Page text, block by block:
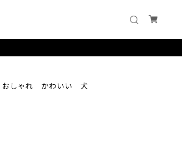
おしゃれ かわいい 犬